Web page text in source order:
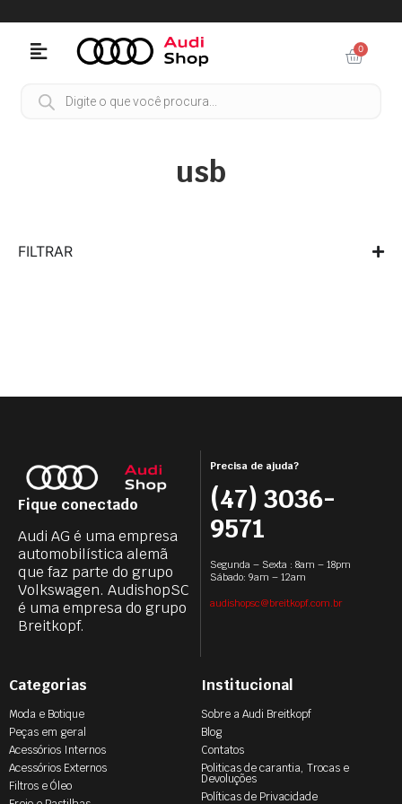
0
usb
FILTRAR
Fique conectado
Audi AG é uma empresa
automobilística alemã
que faz parte do grupo
Volkswagen. AudishopSC
é uma empresa do grupo
Breitkopf.
Precisa de ajuda?
(47) 3036-
9571
Segunda – Sexta : 8am – 18pm
Sábado: 9am – 12am
audishopsc@breitkopf.com.br
Categorias
Moda e Botique
Peças em geral
Acessórios Internos
Acessórios Externos
Filtros e Óleo
Institucional
Sobre a Audi Breitkopf
Blog
Contatos
Politicas de carantia, Trocas e
Devoluções
Políticas de Privacidade